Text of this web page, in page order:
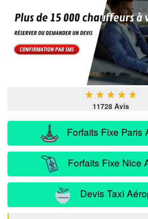
★ ★ ★ ★ ★
11728 Avis
Forfaits Fixe Paris
Forfaits Fixe Nice
Devis Taxi